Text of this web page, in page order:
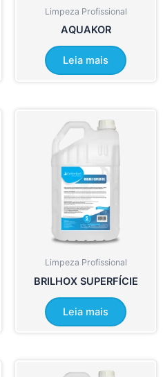
Limpeza Profissional
AQUAKOR
Leia mais
Limpeza Profissional
BRILHOX SUPERFÍCIE
Leia mais